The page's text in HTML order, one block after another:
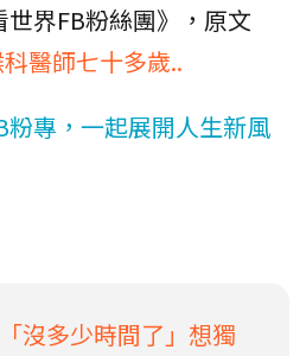
世界FB粉絲團》，原文
醫師七十多歲..
專，一起展開人生新風
沒多少時間了」想獨